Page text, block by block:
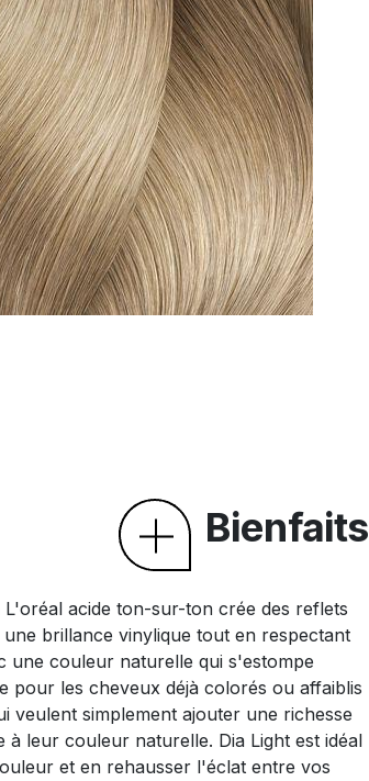
Bienfaits
acide ton-sur-ton crée des reflets
brillance vinylique tout en respectant
une couleur naturelle qui s'estompe
pour les cheveux déjà colorés ou affaiblis
veulent simplement ajouter une richesse
à leur couleur naturelle. Dia Light est idéal
et en rehausser l'éclat entre vos